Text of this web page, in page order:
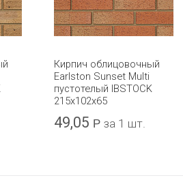
Кирпич облицовочный
Earlston Sunset Multi
пустотелый IBSTOCK
215х102х65
49,05 Р за 1 шт.